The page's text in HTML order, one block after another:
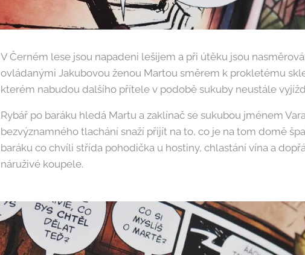
V Černém lese jsou napadeni lešijem a při útěku jsou
ovládanými Jakubovou ženou Martou směrem k prokletému
kterém nabudou dalšího přítele v podobě sukuby neustále
Rybář po baráku hledá Martu a zaklínač se sukubou jménem
bezvýznamného tlachání snaží přijít na to, co je na tom domě
baráku co chvíli střída pohodička u hostiny, chlastání vína a
náruživé koupele.